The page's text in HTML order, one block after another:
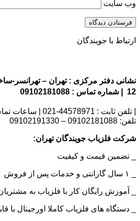
وب‌ سایت
ارتباط با جویندگان
نشانی دفتر مرکزی : تهران – تهرانسر-
12 | شماره تماس : 09102181088
| تلفن ثابت : 44578971-021 | ساعات تماس همه روزه 9 الی 18
تلفن: 09102181088 – 09102191330
شرکت فلزیاب جویندگان تهران:
_ تضمین قیمت و کیفیت
_ آموزش رایگان کار با فلزیاب به
_ دستگاه های فلزیاب کاملا اورجینال